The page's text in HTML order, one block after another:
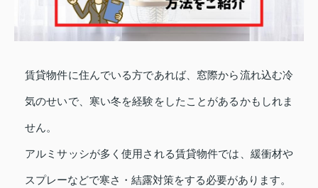
賃貸物件に住んでいる方であれば、窓際から流れ込む冷
気のせいで、寒い冬を経験をしたことがあるかもしれま
せん。
アルミサッシが多く使用される賃貸物件では、緩衝材や
スプレーなどで寒さ・結露対策をする必要があります。